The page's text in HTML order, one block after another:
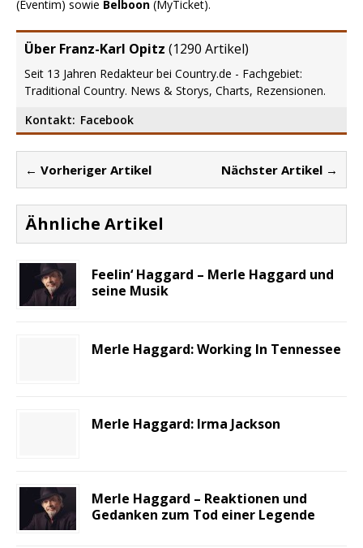
(Eventim) sowie Belboon (MyTicket).
Über Franz-Karl Opitz (1290 Artikel)
Seit 13 Jahren Redakteur bei Country.de - Fachgebiet:
Traditional Country. News & Storys, Charts, Rezensionen.
Kontakt: Facebook
← Vorheriger Artikel Nächster Artikel →
Ähnliche Artikel
Feelin‘ Haggard – Merle Haggard und
seine Musik
Merle Haggard: Working In Tennessee
Merle Haggard: Irma Jackson
Merle Haggard – Reaktionen und
Gedanken zum Tod einer Legende